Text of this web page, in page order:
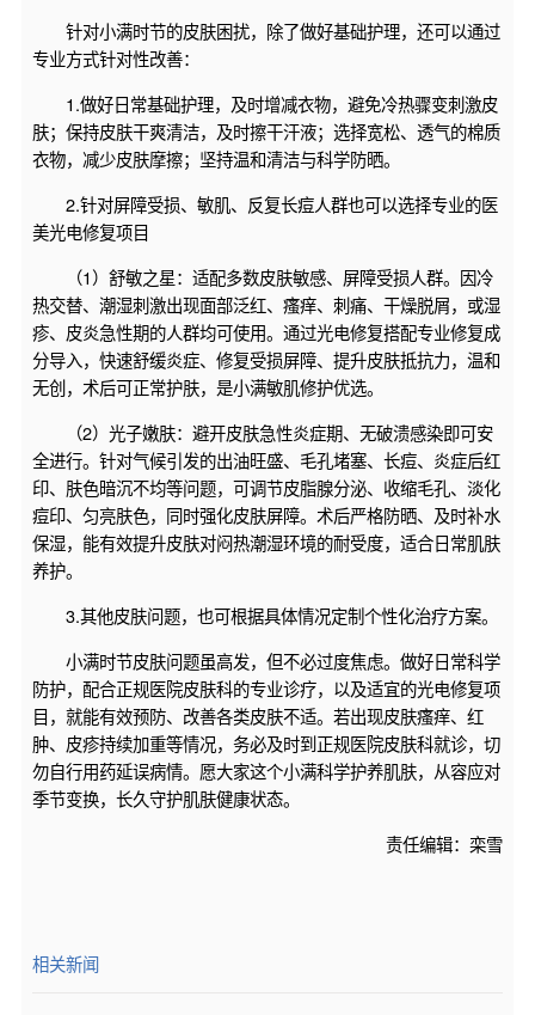
针对小满时节的皮肤困扰，除了做好基础护理，还可以通过
专业方式针对性改善：
1.做好日常基础护理，及时增减衣物，避免冷热骤变刺激皮
肤；保持皮肤干爽清洁，及时擦干汗液；选择宽松、透气的棉质
衣物，减少皮肤摩擦；坚持温和清洁与科学防晒。
2.针对屏障受损、敏肌、反复长痘人群也可以选择专业的医
美光电修复项目
（1）舒敏之星：适配多数皮肤敏感、屏障受损人群。因冷
热交替、潮湿刺激出现面部泛红、瘙痒、刺痛、干燥脱屑，或湿
疹、皮炎急性期的人群均可使用。通过光电修复搭配专业修复成
分导入，快速舒缓炎症、修复受损屏障、提升皮肤抵抗力，温和
无创，术后可正常护肤，是小满敏肌修护优选。
（2）光子嫩肤：避开皮肤急性炎症期、无破溃感染即可安
全进行。针对气候引发的出油旺盛、毛孔堵塞、长痘、炎症后红
印、肤色暗沉不均等问题，可调节皮脂腺分泌、收缩毛孔、淡化
痘印、匀亮肤色，同时强化皮肤屏障。术后严格防晒、及时补水
保湿，能有效提升皮肤对闷热潮湿环境的耐受度，适合日常肌肤
养护。
3.其他皮肤问题，也可根据具体情况定制个性化治疗方案。
小满时节皮肤问题虽高发，但不必过度焦虑。做好日常科学
防护，配合正规医院皮肤科的专业诊疗，以及适宜的光电修复项
目，就能有效预防、改善各类皮肤不适。若出现皮肤瘙痒、红
肿、皮疹持续加重等情况，务必及时到正规医院皮肤科就诊，切
勿自行用药延误病情。愿大家这个小满科学护养肌肤，从容应对
季节变换，长久守护肌肤健康状态。
责任编辑：栾雪
相关新闻